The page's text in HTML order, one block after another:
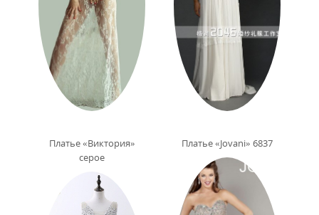
Платье «Виктория»
серое
Платье «Jovani» 6837